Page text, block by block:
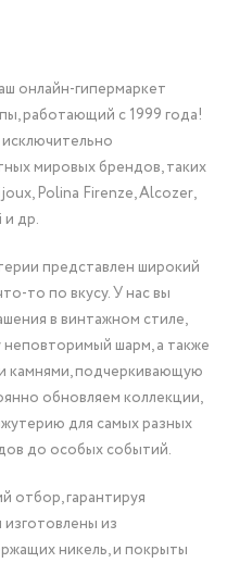
онлайн-гипермаркет
работающий с 1999 года!
мировых брендов, таких
Polina Firenze, Alcozer,
и др.
представлен широкий
то по вкусу. У нас вы
в винтажном стиле,
шарм, а также
камнями, подчеркивающую
обновляем коллекции,
для самых разных
до особых событий.
отбор, гарантируя
из
никель, и покрыты